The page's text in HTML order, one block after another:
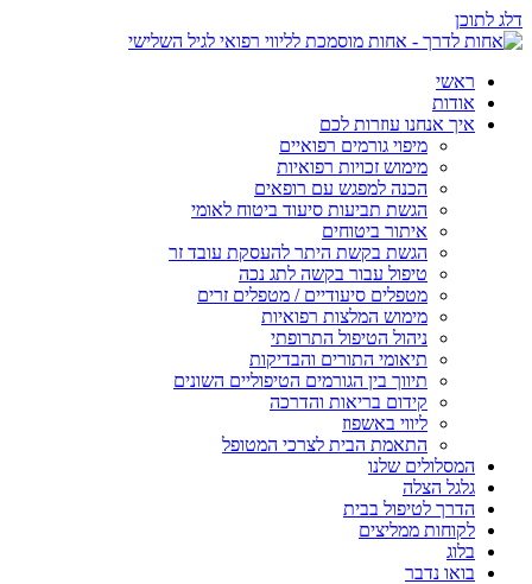
דלג לתוכן
ראשי
אודות
איך אנחנו עוזרות לכם
מיפוי גורמים רפואיים
מימוש זכויות רפואיות
הכנה למפגש עם רופאים
הגשת תביעות סיעוד ביטוח לאומי
איתור ביטוחים
הגשת בקשת היתר להעסקת עובד זר
טיפול עבור בקשה לתג נכה
מטפלים סיעודיים / מטפלים זרים
מימוש המלצות רפואיות
ניהול הטיפול התרופתי
תיאומי התורים והבדיקות
תיווך בין הגורמים הטיפוליים השונים
קידום בריאות והדרכה
ליווי באשפוז
התאמת הבית לצרכי המטופל
המסלולים שלנו
גלגל הצלה
הדרך לטיפול בבית
לקוחות ממליצים
בלוג
בואו נדבר